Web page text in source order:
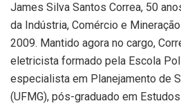
James Silva Santos Correa, 50
da Indústria, Comércio e
2009. Mantido agora no cargo,
eletricista formado pela Escola
especialista em Planejamento de
(UFMG), pós-graduado em